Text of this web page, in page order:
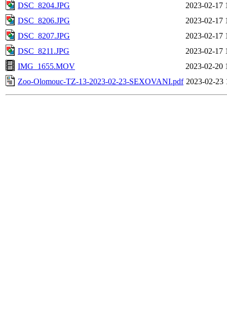
DSC_8204.JPG
2023-02-17
DSC_8206.JPG
2023-02-17
DSC_8207.JPG
2023-02-17
DSC_8211.JPG
2023-02-17
IMG_1655.MOV
2023-02-20
Zoo-Olomouc-TZ-13-2023-02-23-SEXOVANI.pdf 2023-02-23